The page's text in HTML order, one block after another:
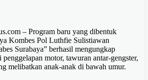
– Program baru yang dibentuk
Kombes Pol Luthfie Sulistiawan
Surabaya” berhasil mengungkap
penggelapan motor, tawuran antar-gengster,
melibatkan anak-anak di bawah umur.